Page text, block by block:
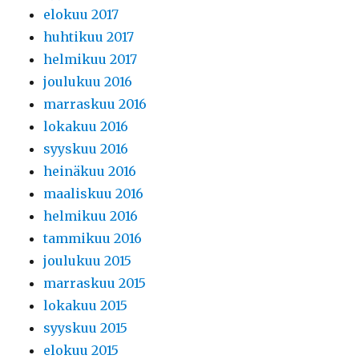
elokuu 2017
huhtikuu 2017
helmikuu 2017
joulukuu 2016
marraskuu 2016
lokakuu 2016
syyskuu 2016
heinäkuu 2016
maaliskuu 2016
helmikuu 2016
tammikuu 2016
joulukuu 2015
marraskuu 2015
lokakuu 2015
syyskuu 2015
elokuu 2015